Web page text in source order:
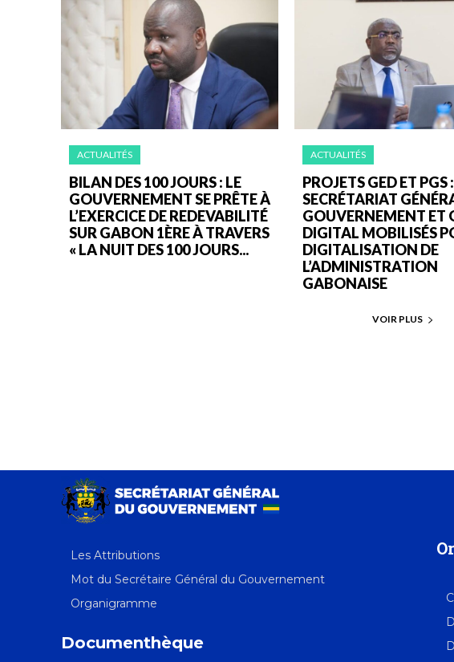
ACTUALITÉS
BILAN DES 100 JOURS : LE
GOUVERNEMENT SE PRÊTE À
L’EXERCICE DE REDEVABILITÉ
SUR GABON 1ÈRE À TRAVERS
« LA NUIT DES 100 JOURS...
ACTUALITÉS
PROJETS GED ET PGS
SECRÉTARIAT
GOUVERNEMENT ET
DIGITAL MOBILISÉS
DIGITALISATION DE
L’ADMINISTRATION
GABONAISE
VOIR PLUS
Les Attributions
Mot du Secrétaire Général du Gouvernement
Organigramme
Documenthèque